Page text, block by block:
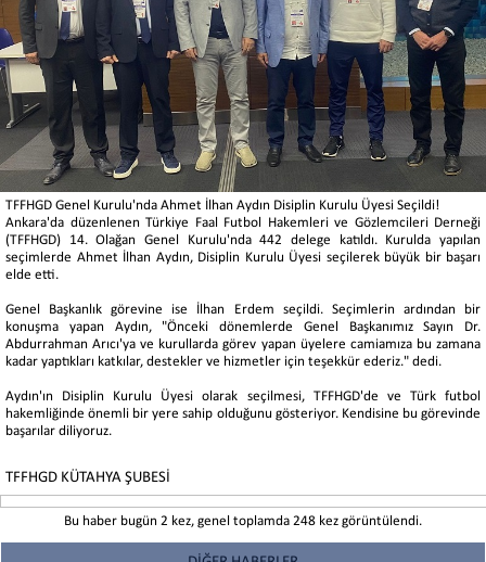
TFFHGD Genel Kurulu'nda Ahmet İlhan Aydın Disiplin Kurulu Üyesi Seçildi!
Ankara'da düzenlenen Türkiye Faal Futbol Hakemleri ve Gözlemcileri Derneği
(TFFHGD) 14. Olağan Genel Kurulu'nda 442 delege katıldı. Kurulda yapılan
seçimlerde Ahmet İlhan Aydın, Disiplin Kurulu Üyesi seçilerek büyük bir başarı
elde etti.
Genel Başkanlık görevine ise İlhan Erdem seçildi. Seçimlerin ardından bir
konuşma yapan Aydın, "Önceki dönemlerde Genel Başkanımız Sayın Dr.
Abdurrahman Arıcı'ya ve kurullarda görev yapan üyelere camiamıza bu zamana
kadar yaptıkları katkılar, destekler ve hizmetler için teşekkür ederiz." dedi.
Aydın'ın Disiplin Kurulu Üyesi olarak seçilmesi, TFFHGD'de ve Türk futbol
hakemliğinde önemli bir yere sahip olduğunu gösteriyor. Kendisine bu görevinde
başarılar diliyoruz.
TFFHGD KÜTAHYA ŞUBESİ
Bu haber bugün 2 kez, genel toplamda 248 kez görüntülendi.